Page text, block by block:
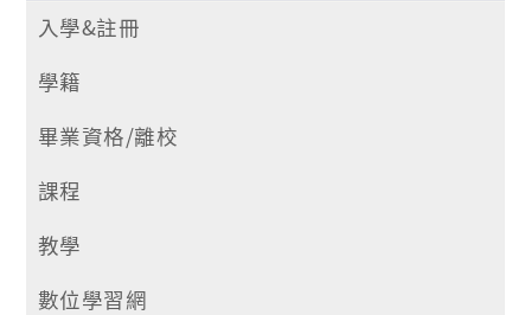
入學&註冊
學籍
畢業資格/離校
課程
教學
數位學習網